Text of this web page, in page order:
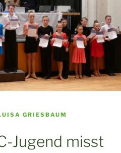
GRIESBAUM
Jugend misst